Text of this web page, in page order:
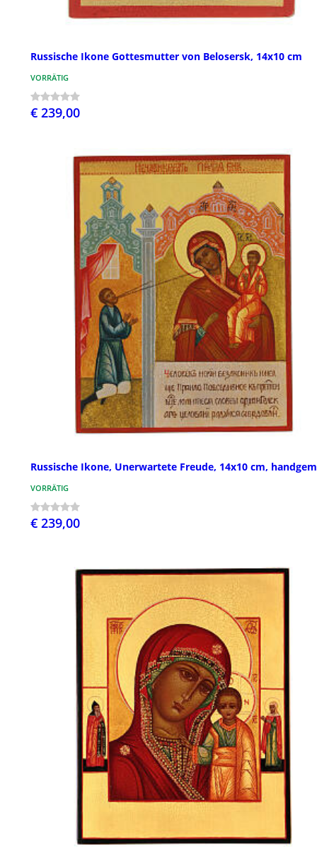
Russische Ikone Gottesmutter von Belosersk, 14x10 cm
VORRÄTIG
€ 239,00
Russische Ikone, Unerwartete Freude, 14x10 cm,
VORRÄTIG
€ 239,00